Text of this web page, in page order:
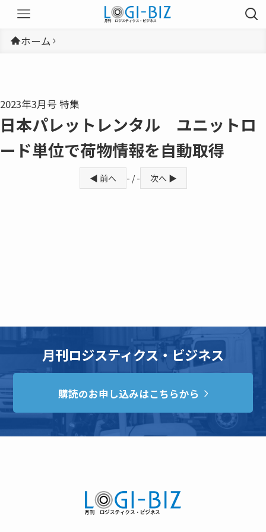
ホーム
2023年3月号 特集
日本パレットレンタル ユニットロ
ード単位で荷物情報を自動取得
◀ 前へ - / - 次へ ▶
月刊ロジスティクス・ビジネス
購読のお申し込みはこちらから